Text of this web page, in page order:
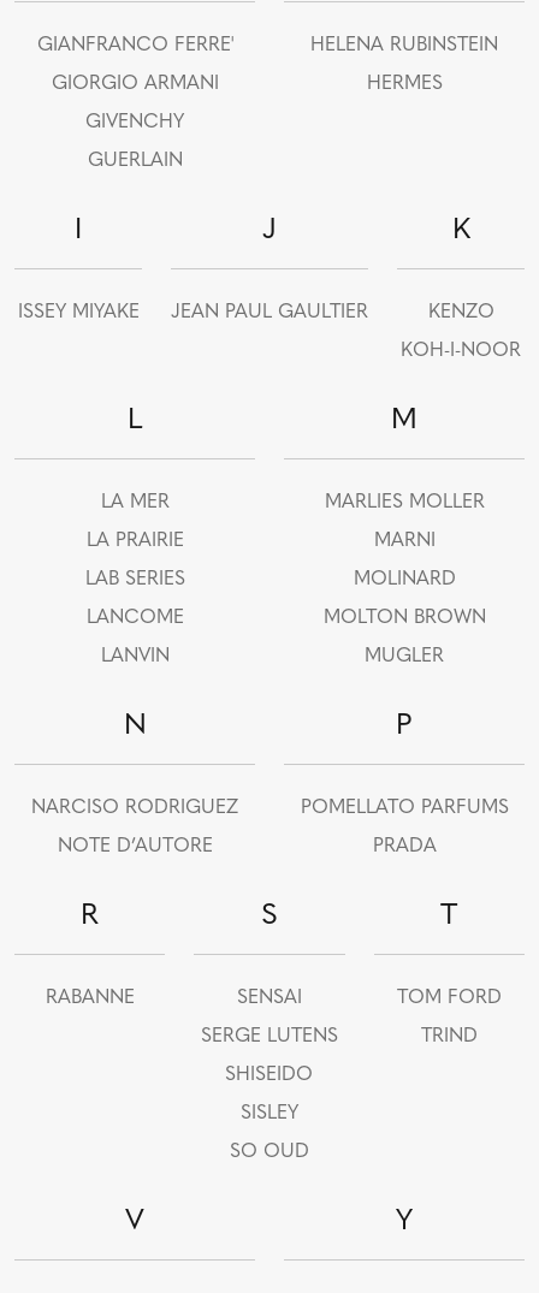
GIANFRANCO FERRE'
GIORGIO ARMANI
GIVENCHY
GUERLAIN
HELENA RUBINSTEIN
HERMES
I
ISSEY MIYAKE
J
JEAN PAUL GAULTIER
K
KENZO
KOH-I-NOOR
L
LA MER
LA PRAIRIE
LAB SERIES
LANCOME
LANVIN
M
MARLIES MOLLER
MARNI
MOLINARD
MOLTON BROWN
MUGLER
N
NARCISO RODRIGUEZ
NOTE D’AUTORE
P
POMELLATO PARFUMS
PRADA
R
RABANNE
S
SENSAI
SERGE LUTENS
SHISEIDO
SISLEY
SO OUD
T
TOM FORD
TRIND
V Y